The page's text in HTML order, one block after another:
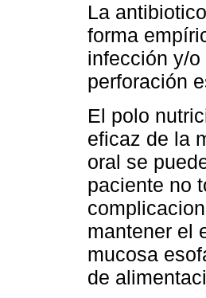
La
forma
infección y/
perforación
El polo
eficaz de la
oral se
paciente no
mantener el
mucosa
de